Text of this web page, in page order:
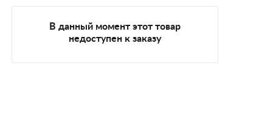
В данный момент этот товар
недоступен к заказу